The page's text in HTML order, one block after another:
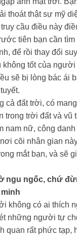
thoát thật sự mỹ
cầu điều này
tiên bạn cần
để rồi thay đổi
tốt của người
sẽ bị lòng bác ái
cả đất trời, có
trong trời đất và vũ
nam nữ, công
cõi nhân gian
mắt bạn, và sẽ
ngu ngốc, chứ
không có ai thích
những người tự
quan rất phức tạp,